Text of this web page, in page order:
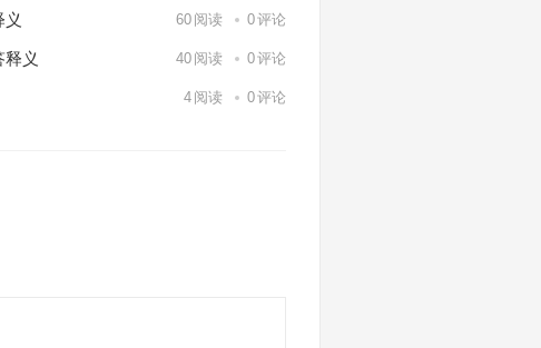
60 阅读 0评论
义 40 阅读 0评论
4 阅读 0评论